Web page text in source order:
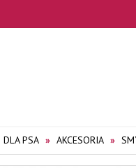
DLA PSA AKCESORIA